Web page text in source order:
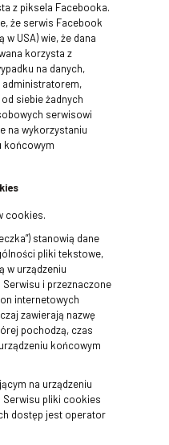
z piksela Facebooka.
że serwis Facebook
w USA) wie, że dana
korzysta z
na danych,
siebie żadnych
serwisowi
na wykorzystaniu
końcowym
cookies.
stanowią dane
pliki tekstowe,
w urządzeniu
i przeznaczone
internetowych
zawierają nazwę
pochodzą, czas
końcowym
na urządzeniu
Serwisu pliki cookies
dostęp jest operator